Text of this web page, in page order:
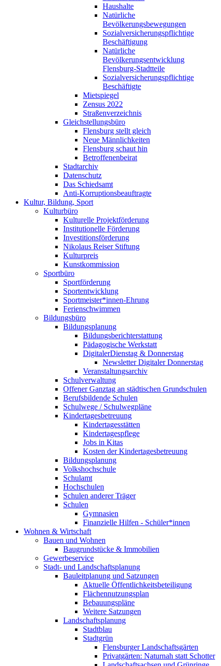
Haushalte
Natürliche
Bevölkerungsbewegungen
Sozialversicherungspflichtige
Beschäftigung
Natürliche
Bevölkerungsentwicklung
Flensburg-Stadtteile
Sozialversicherungspflichtige
Beschäftigte
Mietspiegel
Zensus 2022
Straßenverzeichnis
Gleichstellungsbüro
Flensburg stellt gleich
Neue Männlichkeiten
Flensburg schaut hin
Betroffenenbeirat
Stadtarchiv
Datenschutz
Das Schiedsamt
Anti-Korruptionsbeauftragte
Kultur, Bildung, Sport
Kulturbüro
Kulturelle Projektförderung
Institutionelle Förderung
Investitionsförderung
Nikolaus Reiser Stiftung
Kulturpreis
Kunstkommission
Sportbüro
Sportförderung
Sportentwicklung
Sportmeister*innen-Ehrung
Ferienschwimmen
Bildungsbüro
Bildungsplanung
Bildungsberichterstattung
Pädagogische Werkstatt
DigitalerDienstag & Donnerstag
Newsletter Digitaler Donnerstag
Veranstaltungsarchiv
Schulverwaltung
Offener Ganztag an städtischen Grundschulen
Berufsbildende Schulen
Schulwege / Schulwegpläne
Kindertagesbetreuung
Kindertagesstätten
Kindertagespflege
Jobs in Kitas
Kosten der Kindertagesbetreuung
Bildungsplanung
Volkshochschule
Schulamt
Hochschulen
Schulen anderer Träger
Schulen
Gymnasien
Finanzielle Hilfen - Schüler*innen
Wohnen & Wirtschaft
Bauen und Wohnen
Baugrundstücke & Immobilien
Gewerbeservice
Stadt- und Landschaftsplanung
Bauleitplanung und Satzungen
Aktuelle Öffentlichkeitsbeteiligung
Flächennutzungsplan
Bebauungspläne
Weitere Satzungen
Landschaftsplanung
Stadtblau
Stadtgrün
Flensburger Landschaftsgärten
Privatgärten: Naturnah statt Schotter